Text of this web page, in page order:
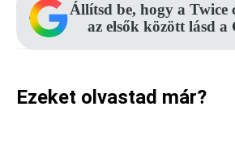
Állítsd be, hogy a
az elsők között lásd a
Ezeket olvastad már?